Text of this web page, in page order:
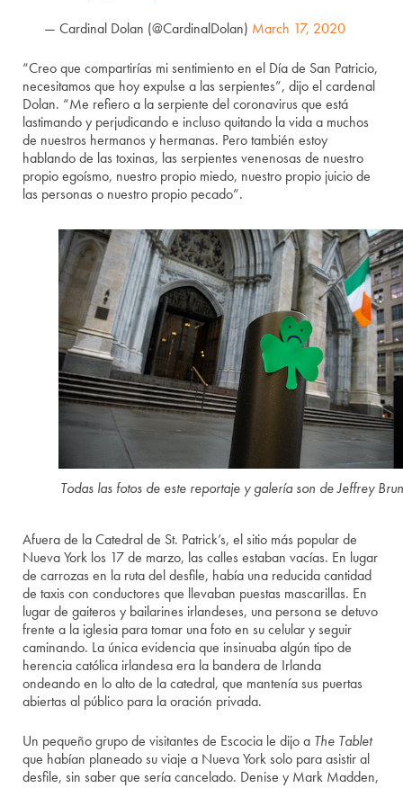
— Cardinal Dolan (@CardinalDolan) March 17, 2020
“Creo que compartirías mi sentimiento en el Día de San Patricio,
necesitamos que hoy expulse a las serpientes”, dijo el cardenal
Dolan. “Me refiero a la serpiente del coronavirus que está
lastimando y perjudicando e incluso quitando la vida a muchos
de nuestros hermanos y hermanas. Pero también estoy
hablando de las toxinas, las serpientes venenosas de nuestro
propio egoísmo, nuestro propio miedo, nuestro propio juicio de
las personas o nuestro propio pecado”.
Todas las fotos de este reportaje y galería son de Jeffrey
Afuera de la Catedral de St. Patrick’s, el sitio más popular de
Nueva York los 17 de marzo, las calles estaban vacías. En lugar
de carrozas en la ruta del desfile, había una reducida cantidad
de taxis con conductores que llevaban puestas mascarillas. En
lugar de gaiteros y bailarines irlandeses, una persona se detuvo
frente a la iglesia para tomar una foto en su celular y seguir
caminando. La única evidencia que insinuaba algún tipo de
herencia católica irlandesa era la bandera de Irlanda
ondeando en lo alto de la catedral, que mantenía sus puertas
abiertas al público para la oración privada.
Un pequeño grupo de visitantes de Escocia le dijo a The Tablet
que habían planeado su viaje a Nueva York solo para asistir al
desfile, sin saber que sería cancelado. Denise y Mark Madden,